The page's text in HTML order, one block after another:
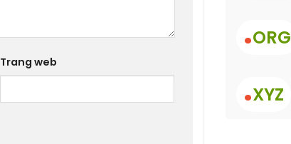
Trang web
.ORG
.XYZ